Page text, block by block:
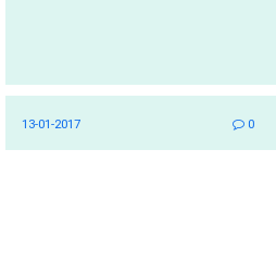
13-01-2017 0